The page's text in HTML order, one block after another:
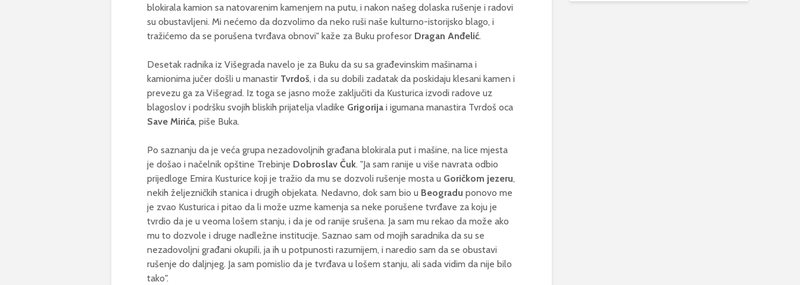
blokirala kamion sa natovarenim kamenjem na putu, i nakon našeg dolaska rušenje i radovi
su obustavljeni. Mi nećemo da dozvolimo da neko ruši naše kulturno-istorijsko blago, i
tražićemo da se porušena tvrđava obnovi" kaže za Buku profesor Dragan Anđelić.
Desetak radnika iz Višegrada navelo je za Buku da su sa građevinskim mašinama i
kamionima jučer došli u manastir Tvrdoš, i da su dobili zadatak da poskidaju klesani kamen i
prevezu ga za Višegrad. Iz toga se jasno može zaključiti da Kusturica izvodi radove uz
blagoslov i podršku svojih bliskih prijatelja vladike Grigorija i igumana manastira Tvrdoš oca
Save Mirića, piše Buka.
Po saznanju da je veća grupa nezadovoljnih građana blokirala put i mašine, na lice mjesta
je došao i načelnik opštine Trebinje Dobroslav Čuk. "Ja sam ranije u više navrata odbio
prijedloge Emira Kusturice koji je tražio da mu se dozvoli rušenje mosta u Goričkom jezeru,
nekih željezničkih stanica i drugih objekata. Nedavno, dok sam bio u Beogradu ponovo me
je zvao Kusturica i pitao da li može uzme kamenja sa neke porušene tvrđave za koju je
tvrdio da je u veoma lošem stanju, i da je od ranije srušena. Ja sam mu rekao da može ako
mu to dozvole i druge nadležne institucije. Saznao sam od mojih saradnika da su se
nezadovoljni građani okupili, ja ih u potpunosti razumijem, i naredio sam da se obustavi
rušenje do daljnjeg. Ja sam pomislio da je tvrđava u lošem stanju, ali sada vidim da nije bilo
tako".